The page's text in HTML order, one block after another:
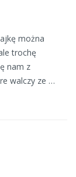
można
trochę
nam z
walczy ze …